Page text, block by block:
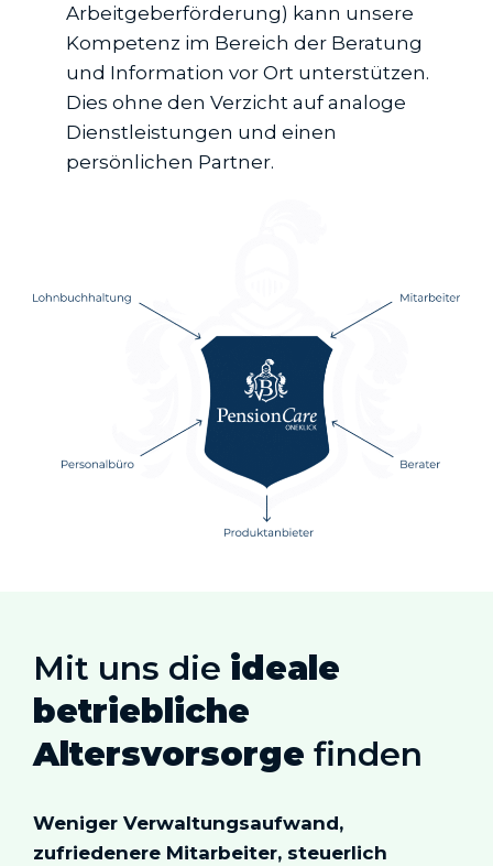
Arbeitgeberförderung) kann unsere
Kompetenz im Bereich der Beratung
und Information vor Ort unterstützen.
Dies ohne den Verzicht auf analoge
Dienstleistungen und einen
persönlichen Partner.
Mit uns die ideale
betriebliche
Altersvorsorge finden
Weniger Verwaltungsaufwand,
zufriedenere Mitarbeiter, steuerlich